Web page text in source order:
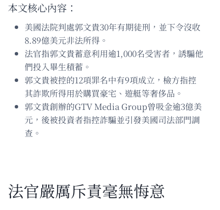
本文核心內容：
美國法院判處郭文貴30年有期徒刑，並下令沒收
8.89億美元非法所得。
法官指郭文貴蓄意利用逾1,000名受害者，誘騙他
們投入畢生積蓄。
郭文貴被控的12項罪名中有9項成立，檢方指控
其詐欺所得用於購買豪宅、遊艇等奢侈品。
郭文貴創辦的GTV Media Group曾吸金逾3億美
元，後被投資者指控詐騙並引發美國司法部門調
查。
法官嚴厲斥責毫無悔意